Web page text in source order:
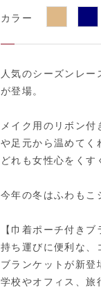
カラー
人気のシーズンレ
が登場。
メイク用のリボン付
や足元から温めてく
どれも女性心をくす
今年の冬はふわもこ
【巾着ポーチ付きブ
持ち運びに便利な、
ブランケットが新登
学校やオフィス、旅